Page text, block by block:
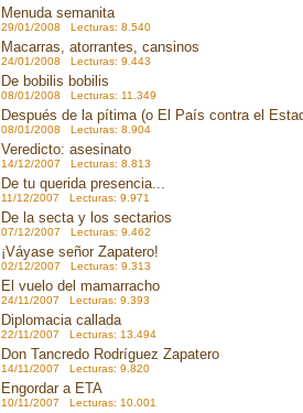
Menuda semanita
29/01/2008 Lecturas: 8.540
Macarras, atorrantes, cansinos
24/01/2008 Lecturas: 9.443
De bobilis bobilis
08/01/2008 Lecturas: 11.349
Después de la pítima (o El País contra el
08/01/2008 Lecturas: 8.904
Veredicto: asesinato
14/12/2007 Lecturas: 8.813
De tu querida presencia...
11/12/2007 Lecturas: 9.971
De la secta y los sectarios
07/12/2007 Lecturas: 9.462
¡Váyase señor Zapatero!
02/12/2007 Lecturas: 9.313
El vuelo del mamarracho
24/11/2007 Lecturas: 9.393
Diplomacia callada
22/11/2007 Lecturas: 13.494
Don Tancredo Rodríguez Zapatero
14/11/2007 Lecturas: 9.820
Engordar a ETA
10/11/2007 Lecturas: 10.001